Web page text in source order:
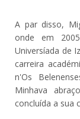
A par disso,
onde em
Universíada de
carreira
n'Os
Minhava
concluída a sua